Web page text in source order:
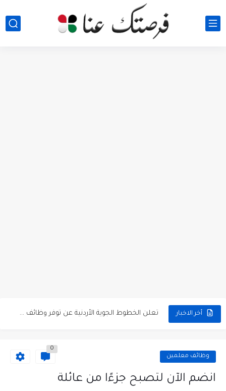
أخر الاخبار تعلن الخطوط الجوية الأردنية عن توفر وظائف شاغرة لمضيفي طيران
مطلوب عامل نظافة عدد 2 بدوام كامل او جزئي في... وظائف معلمين
0
انضم الآن لتصبح جزءًا من عائلة